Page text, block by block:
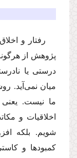
رفتار و
پژوهش از
درستی یا
میان نمی‌آید.
ما نیست. یعنی
اخلاقیات و
شویم. بلكه
كمبودها و